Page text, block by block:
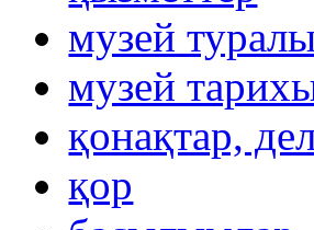
музей
музей
қонақтар,
қор